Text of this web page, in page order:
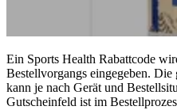
Ein Sports Health Rabattcode
Bestellvorgangs eingegeben.
kann je nach Gerät und
Gutscheinfeld ist im